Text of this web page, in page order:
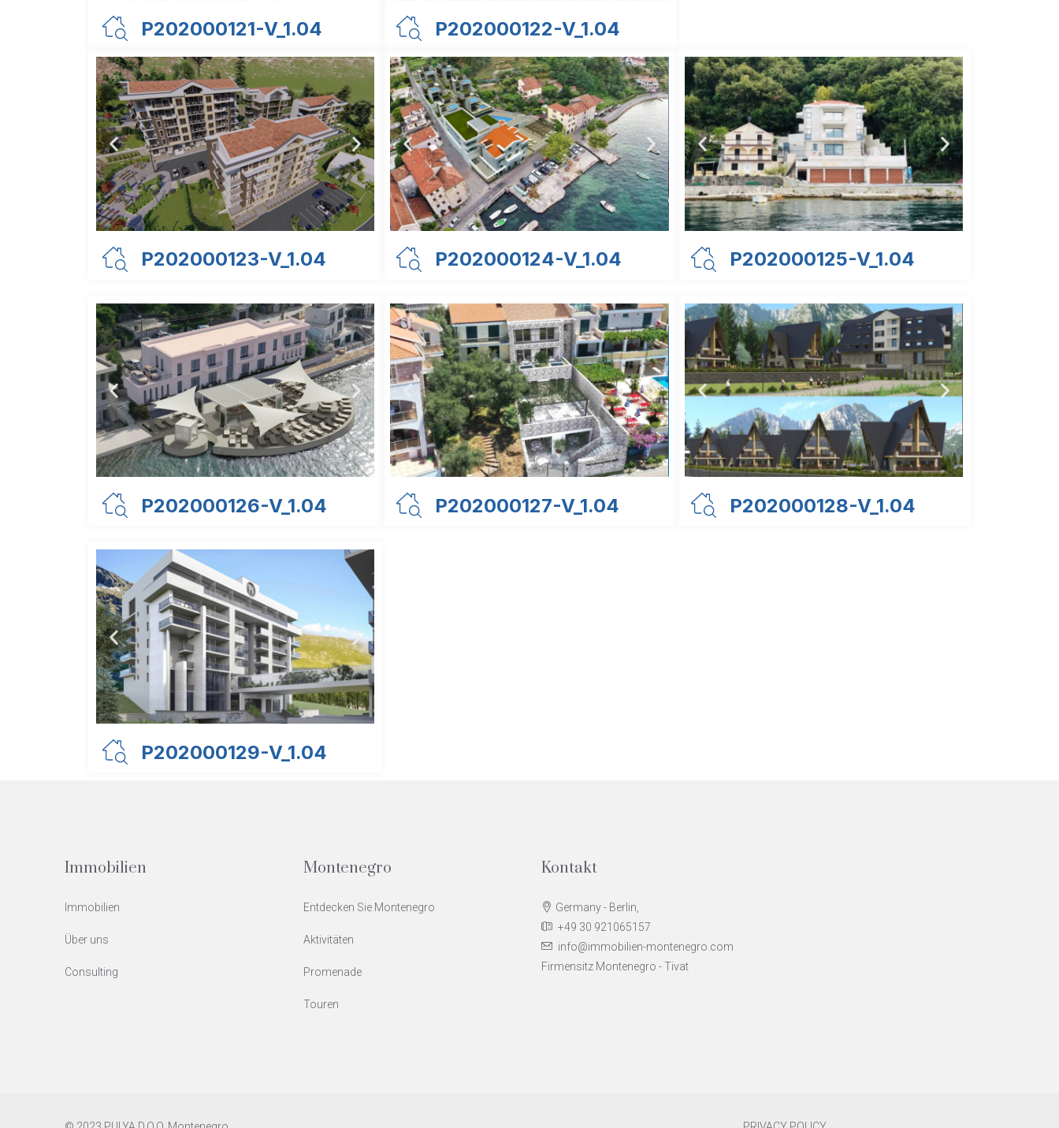
P202000121-V_1.04 P202000122-V_1.04
P202000123-V_1.04 P202000124-V_1.04 P202000125-V_1.04
P202000126-V_1.04 P202000127-V_1.04 P202000128-V_1.04
P202000129-V_1.04
Immobilien
Immobilien
Über uns
Consulting
Montenegro
Entdecken Sie Montenegro
Aktivitäten
Promenade
Touren
Kontakt
Germany - Berlin,
+49 30 921065157
info@immobilien-montenegro.com
Firmensitz Montenegro - Tivat